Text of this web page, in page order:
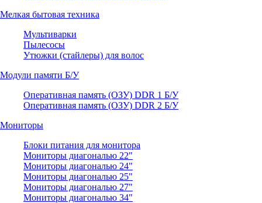
Мелкая бытовая техника
Мультиварки
Пылесосы
Утюжки (стайлеры) для волос
Модули памяти Б/У
Оперативная память (ОЗУ) DDR 1 Б/У
Оперативная память (ОЗУ) DDR 2 Б/У
Мониторы
Блоки питания для монитора
Мониторы диагональю 22"
Мониторы диагональю 24"
Мониторы диагональю 25"
Мониторы диагональю 27"
Мониторы диагональю 34"